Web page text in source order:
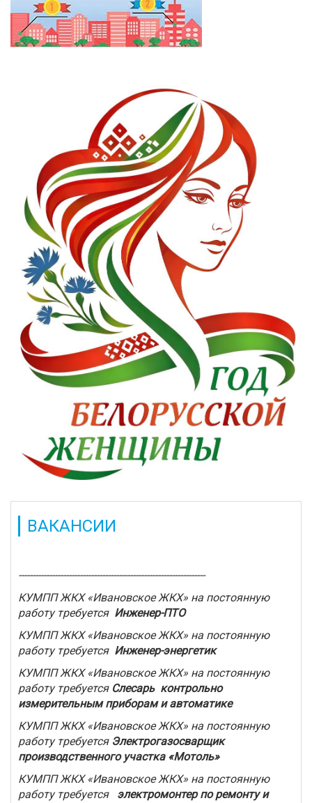
ВАКАНСИИ
-------------------------------------------------------------------
КУМПП ЖКХ «Ивановское ЖКХ» на постоянную
работу требуется Инженер-ПТО
КУМПП ЖКХ «Ивановское ЖКХ» на постоянную
работу требуется Инженер-энергетик
КУМПП ЖКХ «Ивановское ЖКХ» на постоянную
работу требуется Слесарь контрольно
измерительным приборам и автоматике
КУМПП ЖКХ «Ивановское ЖКХ» на постоянную
работу требуется Электрогазосварщик
производственного участка «Мотоль»
КУМПП ЖКХ «Ивановское ЖКХ» на постоянную
работу требуется
электромонтер по ремонту и